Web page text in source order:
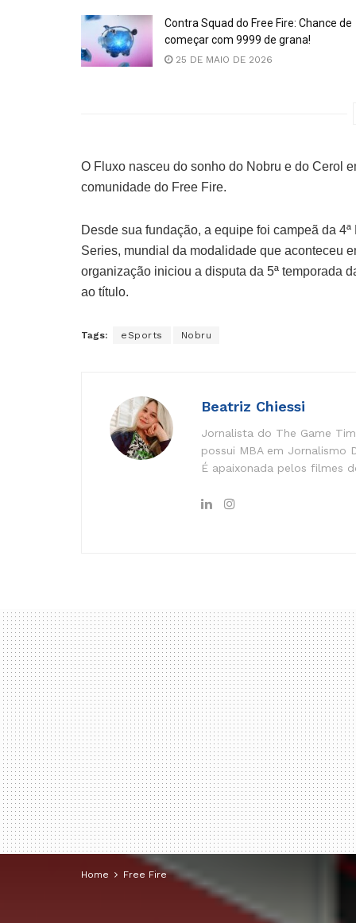
Contra Squad do Free Fire: Chance de
começar com 9999 de grana!
25 DE MAIO DE 2026
O Fluxo nasceu do sonho do Nobru e do Cerol
comunidade do Free Fire.
Desde sua fundação, a equipe foi campeã da
Series, mundial da modalidade que aconteceu
organização iniciou a disputa da 5ª temporada
ao título.
Tags: eSports Nobru
Beatriz Chiessi
Jornalista do The Game
possui MBA em Jornalismo
É apaixonada pelos filmes
Home Free Fire